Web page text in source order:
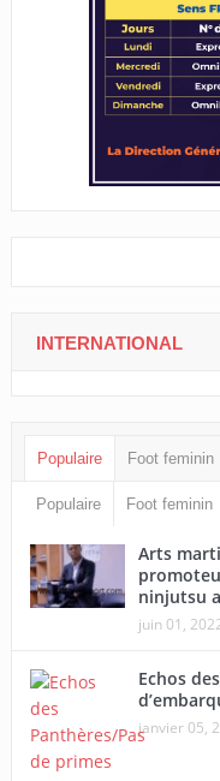
INTERNATIONAL
Populaire Foot feminin
Populaire Foot feminin
Arts
ninjutsu
juin 01,
Echos
janvier 05,